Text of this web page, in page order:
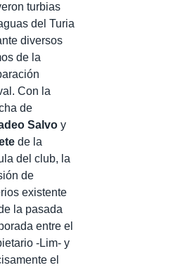
turbias
del Turia
diversos
de la
Con la
de
Salvo y
de la
del club, la
de
existente
la pasada
entre el
-Lim- y
el